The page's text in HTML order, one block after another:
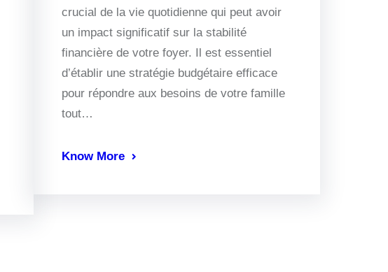
crucial de la vie quotidienne qui peut avoir
un impact significatif sur la stabilité
financière de votre foyer. Il est essentiel
d’établir une stratégie budgétaire efficace
pour répondre aux besoins de votre famille
tout…
Know More